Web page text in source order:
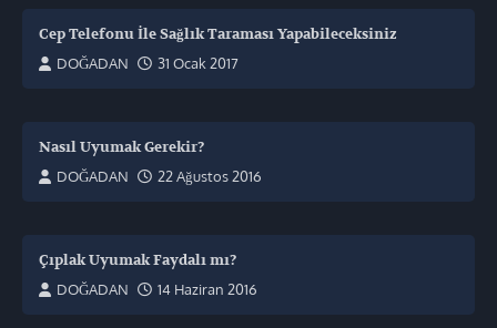
Cep Telefonu İle Sağlık Taraması Yapabileceksiniz
DOĞADAN
31 Ocak 2017
Nasıl Uyumak Gerekir?
DOĞADAN
22 Ağustos 2016
Çıplak Uyumak Faydalı mı?
DOĞADAN
14 Haziran 2016